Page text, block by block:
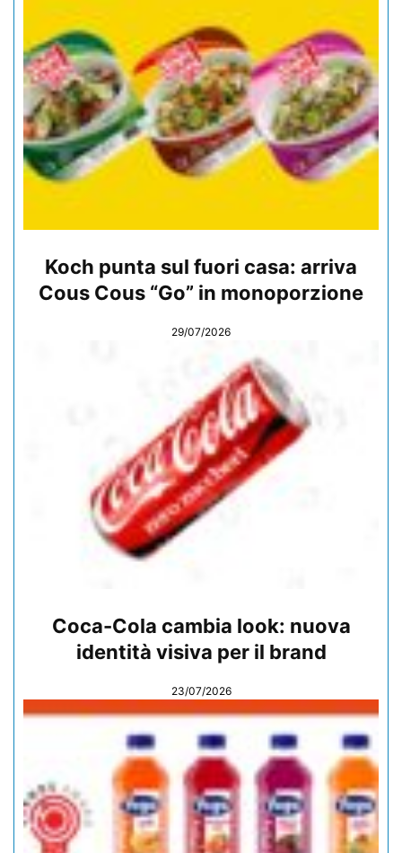
Koch punta sul fuori casa: arriva
Cous Cous “Go” in monoporzione
29/07/2026
Coca-Cola cambia look: nuova
identità visiva per il brand
23/07/2026